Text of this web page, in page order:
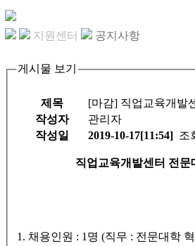
지원센터 공지사항
게시물 보기
제목
[마감] 직업교육개발
작성자
관리자
작성일
2019-10-17[11:54] 조
직업교육개발센터 전
1. 채용인원 : 1 명 (직무 : 전문대학